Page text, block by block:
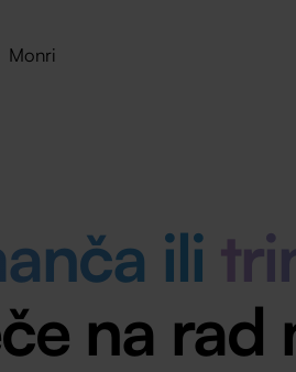
Monri
ili
na rad